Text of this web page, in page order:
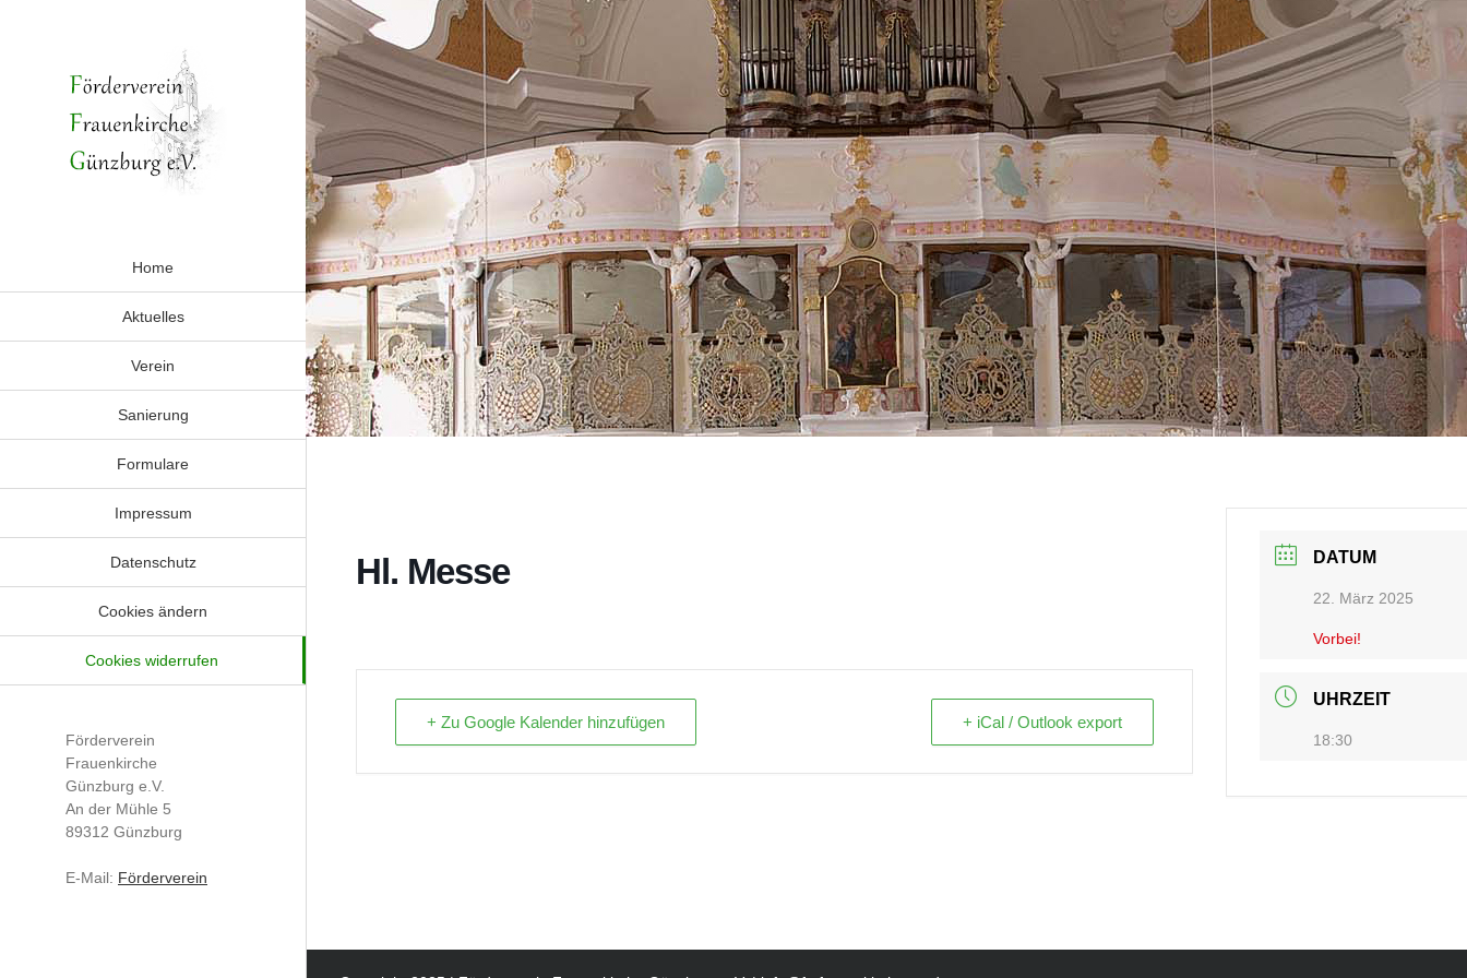
Home
Aktuelles
Verein
Sanierung
Formulare
Impressum
Datenschutz
Cookies ändern
Cookies widerrufen
Förderverein
Frauenkirche
Günzburg e.V.
An der Mühle 5
89312 Günzburg
E-Mail: Förderverein
Hl. Messe
+ Zu Google Kalender hinzufügen + iCal / Outlook export
DATUM
22. März 2025
Vorbei!
UHRZEIT
18:30